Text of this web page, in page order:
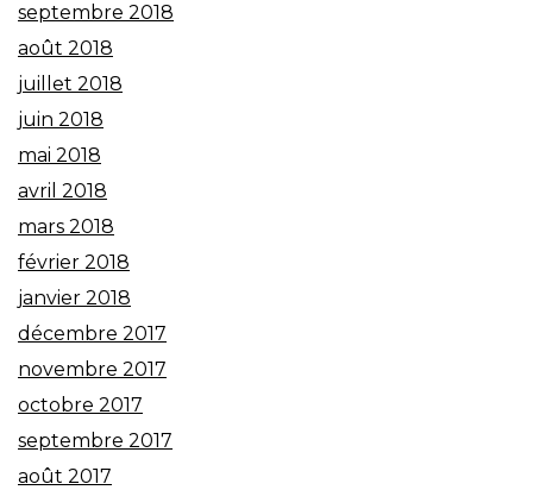
septembre 2018
août 2018
juillet 2018
juin 2018
mai 2018
avril 2018
mars 2018
février 2018
janvier 2018
décembre 2017
novembre 2017
octobre 2017
septembre 2017
août 2017